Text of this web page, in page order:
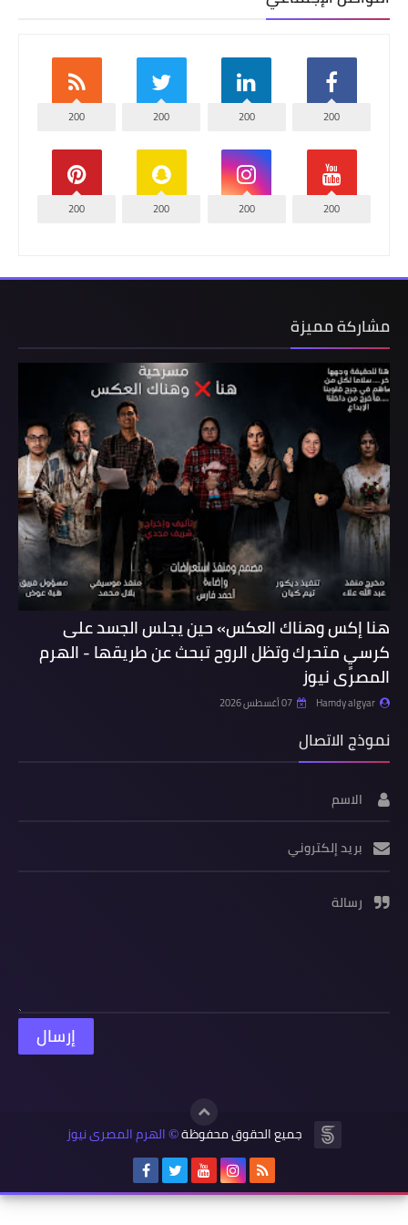
200
200
200
200
200
200
200
200
مشاركة مميزة
هنا إكس وهناك العكس» حين يجلس الجسد على
كرسيٍ متحرك وتظل الروح تبحث عن طريقها - الهرم
المصرى نيوز
Hamdy algyar 07 أغسطس 2026
نموذج الاتصال
الاسم
بريد إلكتروني
رسالة
جميع الحقوق محفوظة© الهرم المصرى نيوز